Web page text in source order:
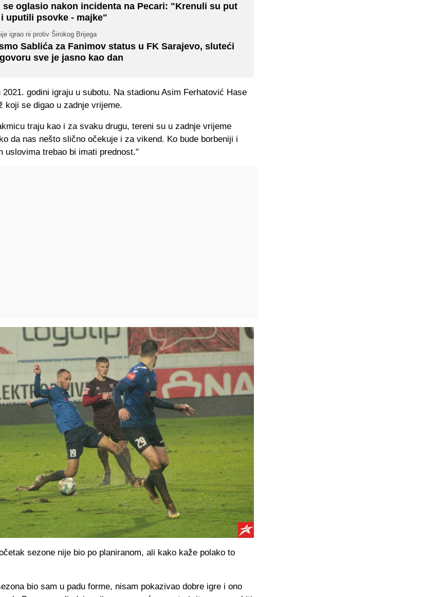
se oglasio nakon incidenta na Pecari: "Krenuli su put
i uputili psovke - majke"
igrao ni protiv Širokog Brijega
Sablića za Fanimov status u FK Sarajevo, sluteći
sve je jasno kao dan
godini igraju u subotu. Na stadionu Asim Ferhatović Hase
koji se digao u zadnje vrijeme.
traju kao i za svaku drugu, tereni su u zadnje vrijeme
da nas nešto slično očekuje i za vikend. Ko bude borbeniji i
uslovima trebao bi imati prednost."
sezone nije bio po planiranom, ali kako kaže polako to
bio sam u padu forme, nisam pokazivao dobre igre i ono